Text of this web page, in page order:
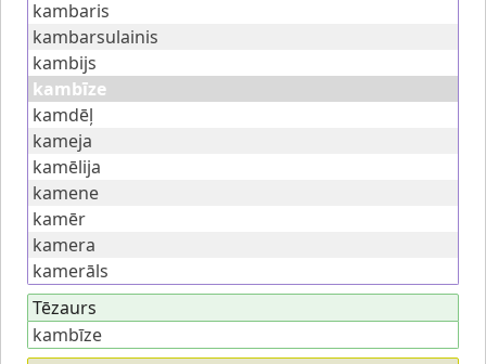
kambaris
kambarsulainis
kambijs
kambīze
kamdēļ
kameja
kamēlija
kamene
kamēr
kamera
kamerāls
Tēzaurs
kambīze